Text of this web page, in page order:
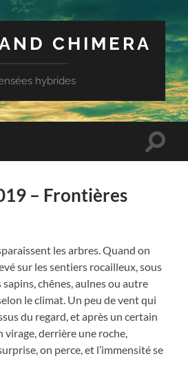
CHIMERA
hybrides
Toggle
– Frontières
les arbres. Quand on
sur les sentiers rocailleux, sous
sapins, chênes, aulnes ou autre
le climat. Un peu de vent qui
du regard, et après un certain
virage, derrière une roche,
on perce, et l’immensité se